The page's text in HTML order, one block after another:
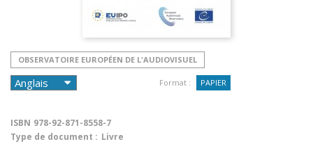
OBSERVATOIRE EUROPÉEN DE L'AUDIOVISUEL
Format : PAPIER
ISBN 978-92-871-8558-7
Type de document : Livre